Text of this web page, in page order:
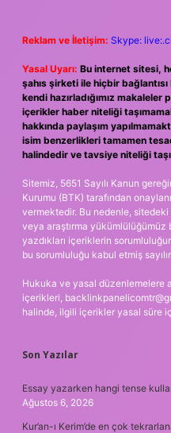
Reklam ve İletişim: Skype:
Yasal Uyarı: Bu internet sitesi,
şahıs şirketi ile hiçbir
kendi hazırladığımız makaleler
içerikler haber niteliği
hakkında paylaşım
isim benzerlikleri tamamen
halindedir ve tavsiye niteliği
Sitemiz, 5651 Sayılı Kanun
Kurumu (BTK) tarafından
vermektedir. Bu nedenle,
veya araştırma yükümlülüğümüz
yazdıkları içeriklerin
bu sorumluluğu kabul etmiş
Hukuka ve yasal düzenlemelere
içerikleri,
halinde, ilgili içerikler yasal süre
Son Yazılar
Essay yazarken hangi tense
Ağustos 6, 2026
Kur’an-ı Kerim’de en çok